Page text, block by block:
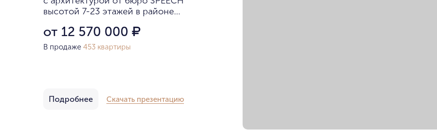
высотой 7-23 этажей в районе
от 12 570 000 ₽
В продаже 453 квартиры
Подробнее Скачать презентацию